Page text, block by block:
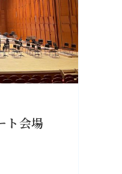
ト会場